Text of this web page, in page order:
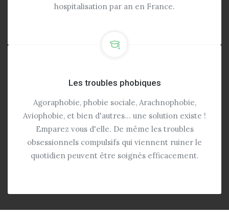
hospitalisation par an en France.
Les troubles phobiques
Agoraphobie, phobie sociale, Arachnophobie,
Aviophobie, et bien d'autres... une solution existe !
Emparez vous d'elle. De même les troubles
obsessionnels compulsifs qui viennent ruiner le
quotidien peuvent être soignés efficacement.